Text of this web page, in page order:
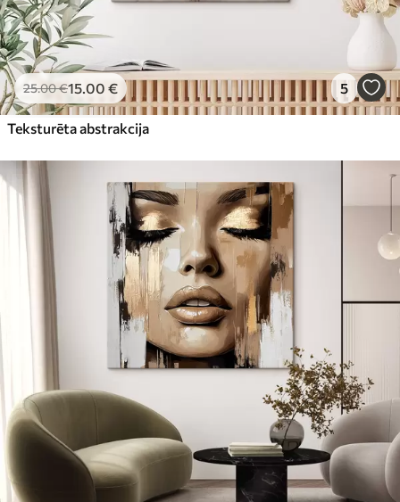
25.00€15.00 € 5
Teksturēta abstrakcija